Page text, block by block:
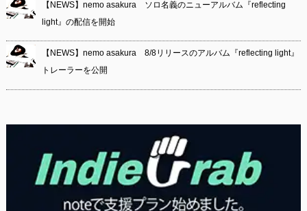
【NEWS】nemo asakura ソロ名義のニューアルバム『reflecting
light』の配信を開始
【NEWS】nemo asakura 8/8リリースのアルバム『reflecting light』
トレーラーを公開